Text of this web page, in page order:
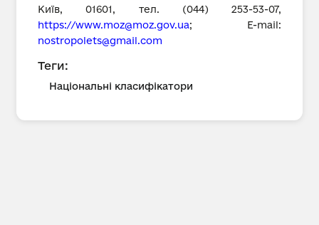
Київ, 01601, тел. (044) 253-53-07,
https://www.moz@moz.gov.ua; E-mail:
nostropolets@gmail.com
Теги:
Національні класифікатори